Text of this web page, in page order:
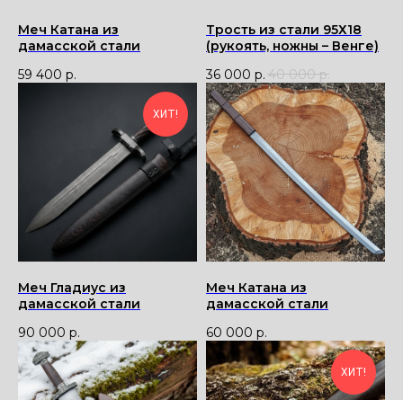
Меч Катана из
дамасской стали
59 400 р.
Трость из стали 95Х18
(рукоять, ножны – Венге)
36 000 р. 40 000 р.
ХИТ!
Меч Гладиус из
дамасскoй стали
90 000 р.
Меч Катана из
дамасской стали
60 000 р.
ХИТ!